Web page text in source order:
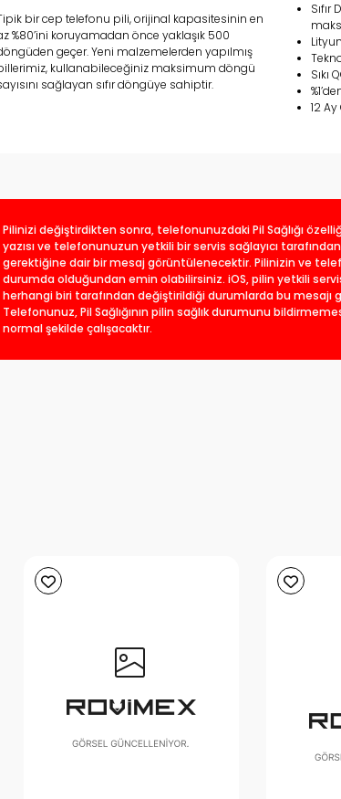
bir cep telefonu pili, orijinal kapasitesinin en
%80’ini koruyamadan önce yaklaşık 500
geçer. Yeni malzemelerden yapılmış
kullanabileceğiniz maksimum döngü
sağlayan sıfır döngüye sahiptir.
Sıfır
Sıkı
12
Pilinizi değiştirdikten sonra, telefonunuzdaki Pil Sağlığı
yazısı ve telefonunuzun yetkili bir servis sağlayıcı
gerektiğine dair bir mesaj görüntülenecektir. Pilinizin ve
durumda olduğundan emin olabilirsiniz. iOS, pilin yetkili servis
herhangi biri tarafından değiştirildiği durumlarda bu mesajı
Telefonunuz, Pil Sağlığının pilin sağlık durumunu
normal şekilde çalışacaktır.